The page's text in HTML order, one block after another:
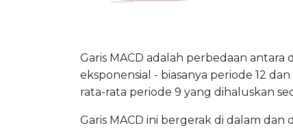
Garis MACD adalah perbedaan antara
eksponensial - biasanya periode 12
rata-rata periode 9 yang dihaluskan
Garis MACD ini bergerak di dalam